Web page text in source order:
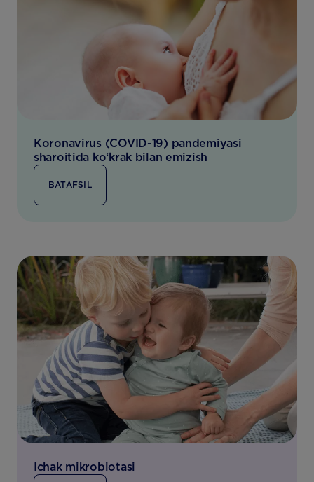
Koronavirus (COVID-19) pandemiyasi
sharoitida ko‘krak bilan emizish
BATAFSIL
Ichak mikrobiotasi